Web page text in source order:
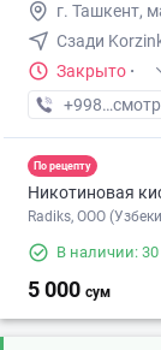
г. Ташкент,
Сзади
Закрыто ·
+998 (77)
По рецепту
Никотиновая
Radiks, ООО
В наличии: 30
5 000 сум